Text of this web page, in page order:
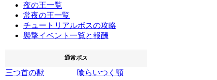
夜の王一覧
常夜の王一覧
チュートリアルボスの攻略
襲撃イベント一覧と報酬
通常ボス
三つ首の獣
喰らいつく顎